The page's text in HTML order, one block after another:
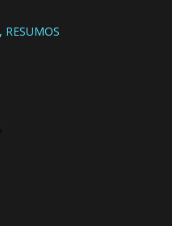
RESUMOS